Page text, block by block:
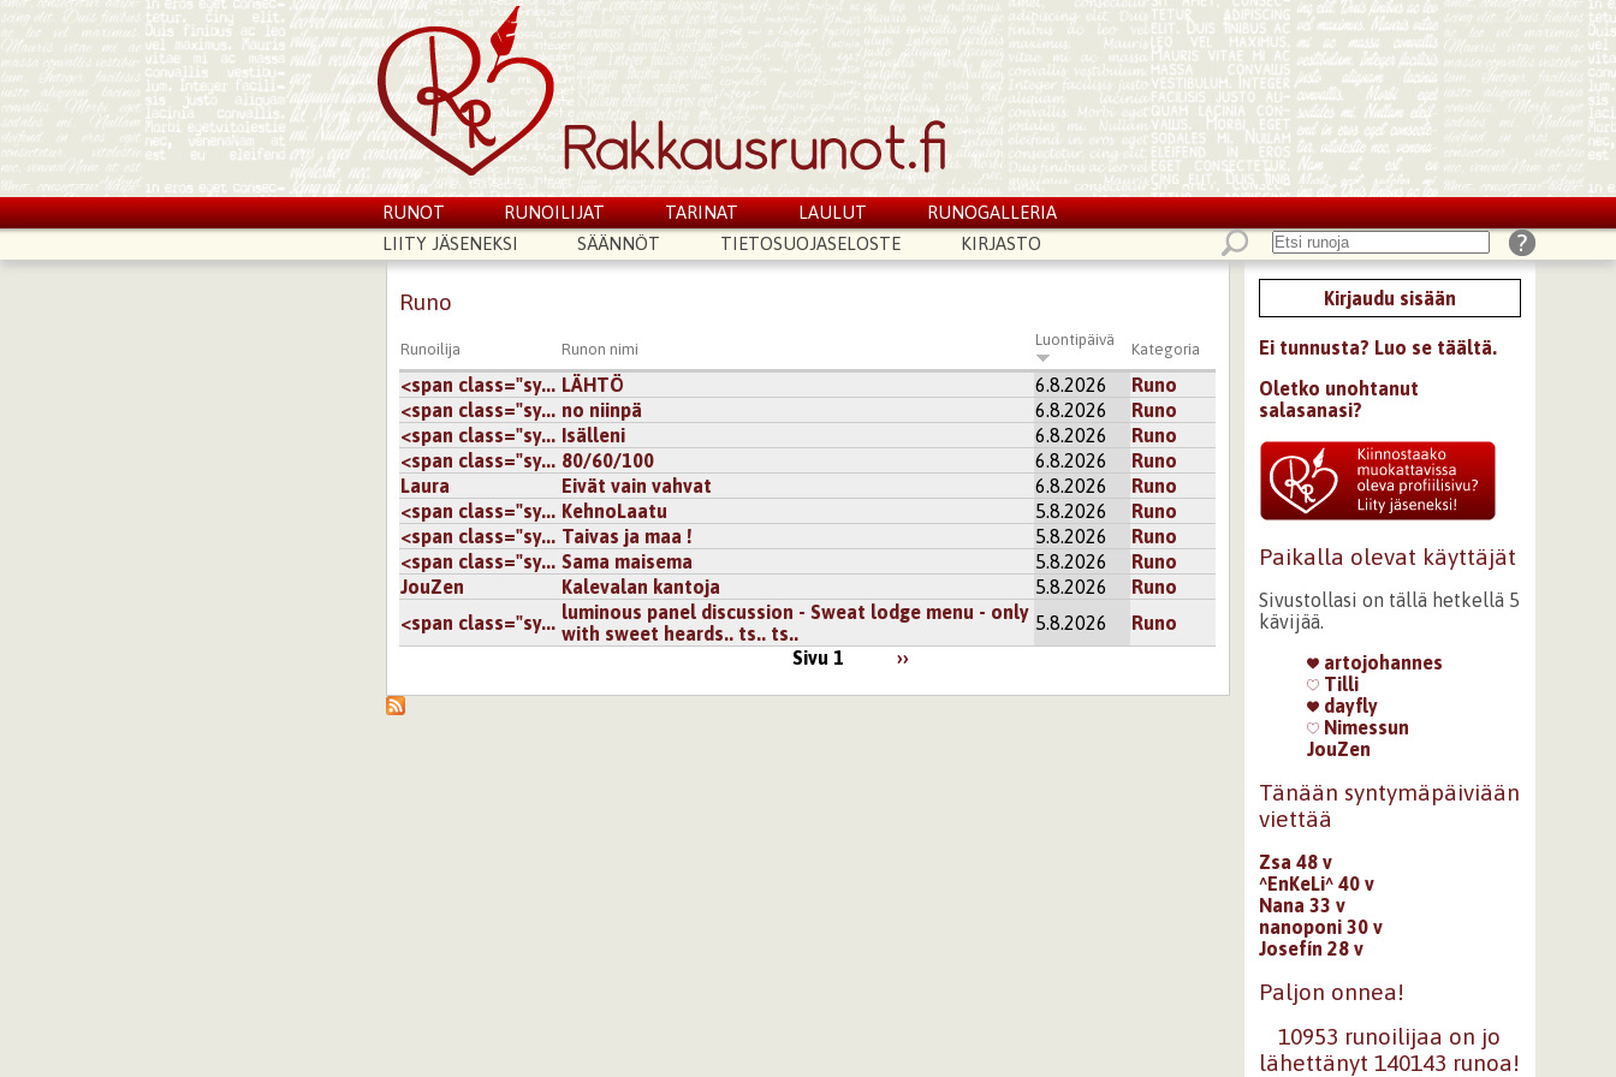
RUNOT RUNOILIJAT TARINAT LAULUT
RUNOGALLERIA
LIITY JÄSENEKSI
SÄÄNNÖT TIETOSUOJASELOSTE KIRJASTO
Runo
Runoilija Runon nimi
Luontipäivä
Kategoria
<span class="sy... LÄHTÖ 6.8.2026
Runo
<span class="sy... no niinpä 6.8.2026
Runo
<span class="sy... Isälleni 6.8.2026
Runo
<span class="sy... 80/60/100 6.8.2026
Runo
Laura
Eivät vain vahvat 6.8.2026
Runo
<span class="sy... KehnoLaatu 5.8.2026
Runo
<span class="sy... Taivas ja maa ! 5.8.2026
Runo
<span class="sy... Sama maisema 5.8.2026
Runo
JouZen
Kalevalan kantoja 5.8.2026
Runo
<span class="sy... luminous panel discussion - Sweat lodge menu - only
with sweet heards.. ts.. ts..
5.8.2026
Runo
Sivu 1
››
Kirjaudu sisään
Ei tunnusta? Luo se täältä.
Oletko unohtanut
salasanasi?
Paikalla olevat käyttäjät
Sivustollasi on tällä hetkellä 5
kävijää.
artojohannes
Tilli
dayfly
Nimessun
JouZen
Tänään syntymäpäiviään
viettää
Zsa 48 v
^EnKeLi^ 40 v
Nana 33 v
nanoponi 30 v
Josefín 28 v
Paljon onnea!
10953 runoilijaa on jo
lähettänyt 140143 runoa!